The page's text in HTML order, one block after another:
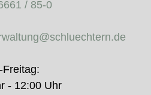
/ 85-0
Freitag:
- 12:00 Uhr